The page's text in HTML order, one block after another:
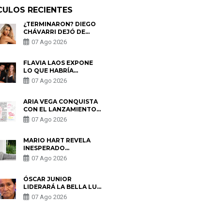
RECIENTES
¿TERMINARON? DIEGO
CHÁVARRI DEJÓ DE
SEGUIR A GABRIELA
HERRERA Y ANUNCIA SU
07 Ago 2026
FLAVIA LAOS EXPONE
LO QUE HABRÍA
BUSCADO PABLO
HEREDIA CON ALE
PARTES QUERÍA EL
REMEMBER”
07 Ago 2026
ARIA VEGA CONQUISTA
CON EL LANZAMIENTO
DE “TOTOTO (+4)”
07 Ago 2026
MARIO HART REVELA
INESPERADO
PROBLEMA DE SALUD
ANTES DE SEPARARSE
ENCONTRARON UN
TUMOR”
07 Ago 2026
ÓSCAR JUNIOR
LIDERARÁ LA BELLA LUZ
TRAS SALIDA DE SU
PADRE POR POLÉMICA
07 Ago 2026